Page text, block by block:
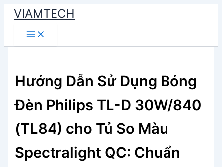
Skip
content
VIAMTECH
Main
Menu
Hướng Dẫn Sử Dụng Bóng
Đèn Philips TL-D 30W/840
(TL84) cho Tủ So Màu
Spectralight QC: Chuẩn